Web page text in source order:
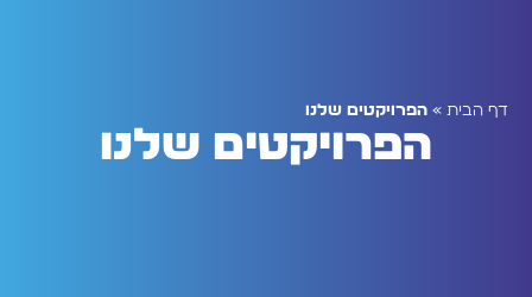
דף הבית » הפרויקטים שלנו
הפרויקטים שלנו